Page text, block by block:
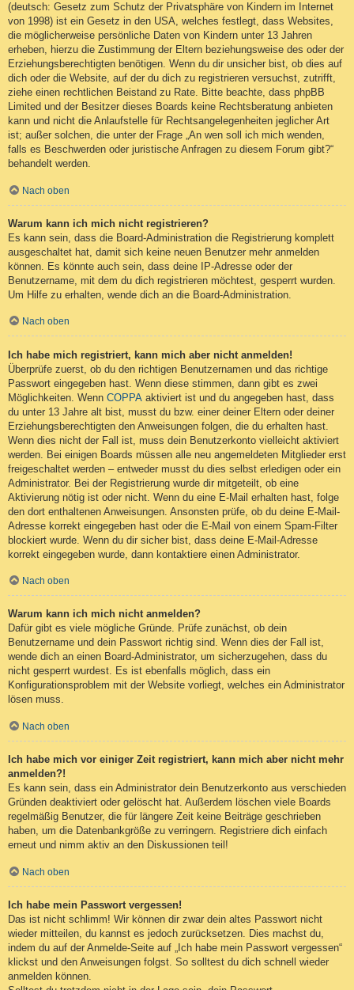
(deutsch: Gesetz zum Schutz der Privatsphäre von Kindern im Internet
von 1998) ist ein Gesetz in den USA, welches festlegt, dass Websites,
die möglicherweise persönliche Daten von Kindern unter 13 Jahren
erheben, hierzu die Zustimmung der Eltern beziehungsweise des oder der
Erziehungsberechtigten benötigen. Wenn du dir unsicher bist, ob dies auf
dich oder die Website, auf der du dich zu registrieren versuchst, zutrifft,
ziehe einen rechtlichen Beistand zu Rate. Bitte beachte, dass phpBB
Limited und der Besitzer dieses Boards keine Rechtsberatung anbieten
kann und nicht die Anlaufstelle für Rechtsangelegenheiten jeglicher Art
ist; außer solchen, die unter der Frage „An wen soll ich mich wenden,
falls es Beschwerden oder juristische Anfragen zu diesem Forum gibt?“
behandelt werden.
Nach oben
Warum kann ich mich nicht registrieren?
Es kann sein, dass die Board-Administration die Registrierung komplett
ausgeschaltet hat, damit sich keine neuen Benutzer mehr anmelden
können. Es könnte auch sein, dass deine IP-Adresse oder der
Benutzername, mit dem du dich registrieren möchtest, gesperrt wurden.
Um Hilfe zu erhalten, wende dich an die Board-Administration.
Nach oben
Ich habe mich registriert, kann mich aber nicht anmelden!
Überprüfe zuerst, ob du den richtigen Benutzernamen und das richtige
Passwort eingegeben hast. Wenn diese stimmen, dann gibt es zwei
Möglichkeiten. Wenn COPPA aktiviert ist und du angegeben hast, dass
du unter 13 Jahre alt bist, musst du bzw. einer deiner Eltern oder deiner
Erziehungsberechtigten den Anweisungen folgen, die du erhalten hast.
Wenn dies nicht der Fall ist, muss dein Benutzerkonto vielleicht aktiviert
werden. Bei einigen Boards müssen alle neu angemeldeten Mitglieder erst
freigeschaltet werden – entweder musst du dies selbst erledigen oder ein
Administrator. Bei der Registrierung wurde dir mitgeteilt, ob eine
Aktivierung nötig ist oder nicht. Wenn du eine E-Mail erhalten hast, folge
den dort enthaltenen Anweisungen. Ansonsten prüfe, ob du deine E-Mail-
Adresse korrekt eingegeben hast oder die E-Mail von einem Spam-Filter
blockiert wurde. Wenn du dir sicher bist, dass deine E-Mail-Adresse
korrekt eingegeben wurde, dann kontaktiere einen Administrator.
Nach oben
Warum kann ich mich nicht anmelden?
Dafür gibt es viele mögliche Gründe. Prüfe zunächst, ob dein
Benutzername und dein Passwort richtig sind. Wenn dies der Fall ist,
wende dich an einen Board-Administrator, um sicherzugehen, dass du
nicht gesperrt wurdest. Es ist ebenfalls möglich, dass ein
Konfigurationsproblem mit der Website vorliegt, welches ein Administrator
lösen muss.
Nach oben
Ich habe mich vor einiger Zeit registriert, kann mich aber nicht mehr
anmelden?!
Es kann sein, dass ein Administrator dein Benutzerkonto aus verschieden
Gründen deaktiviert oder gelöscht hat. Außerdem löschen viele Boards
regelmäßig Benutzer, die für längere Zeit keine Beiträge geschrieben
haben, um die Datenbankgröße zu verringern. Registriere dich einfach
erneut und nimm aktiv an den Diskussionen teil!
Nach oben
Ich habe mein Passwort vergessen!
Das ist nicht schlimm! Wir können dir zwar dein altes Passwort nicht
wieder mitteilen, du kannst es jedoch zurücksetzen. Dies machst du,
indem du auf der Anmelde-Seite auf „Ich habe mein Passwort vergessen“
klickst und den Anweisungen folgst. So solltest du dich schnell wieder
anmelden können.